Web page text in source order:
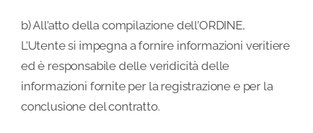
b) All’atto della compilazione dell’ORDINE,
L’Utente si impegna a fornire informazioni veritiere
ed è responsabile delle veridicità delle
informazioni fornite per la registrazione e per la
conclusione del contratto.